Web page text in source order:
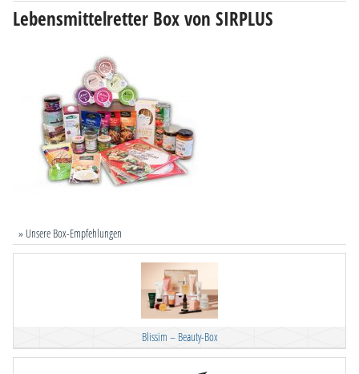
Lebensmittelretter Box von SIRPLUS
» Unsere Box-Empfehlungen
Blissim – Beauty-Box